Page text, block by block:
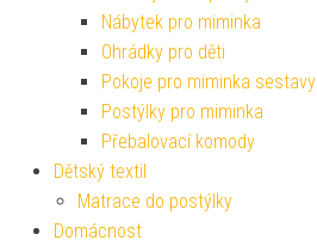
Nábytek pro miminka
Ohrádky pro děti
Pokoje pro miminka sestavy
Postýlky pro miminka
Přebalovací komody
Dětský textil
Matrace do postýlky
Domácnost